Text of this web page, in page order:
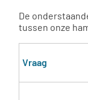
De
tussen onze
Vraag